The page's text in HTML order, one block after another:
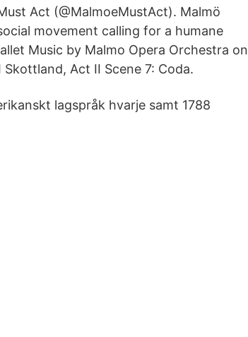
Act (@MalmoeMustAct). Malmö
movement calling for a humane
Music by Malmo Opera Orchestra on
Act II Scene 7: Coda.
lagspråk hvarje samt 1788